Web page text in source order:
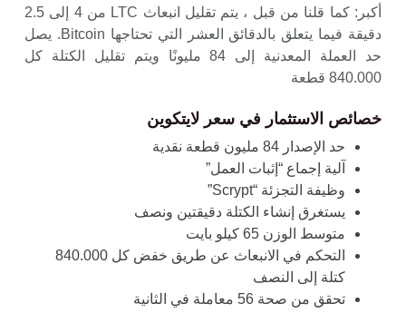
أكبر: كما قلنا من قبل ، يتم تقليل انبعاث LTC من 4 إلى 2.5
دقيقة فيما يتعلق بالدقائق العشر التي تحتاجها Bitcoin. يصل
حد العملة المعدنية إلى 84 مليونًا ويتم تقليل الكتلة كل
840.000 قطعة
خصائص الاستثمار في سعر لايتكوين
حد الإصدار 84 مليون قطعة نقدية
آلية إجماع “إثبات العمل”
وظيفة التجزئة “Scrypt”
يستغرق إنشاء الكتلة دقيقتين ونصف
متوسط ​​الوزن 65 كيلو بايت
التحكم في الانبعاث عن طريق خفض كل 840.000
كتلة إلى النصف
تحقق من صحة 56 معاملة في الثانية